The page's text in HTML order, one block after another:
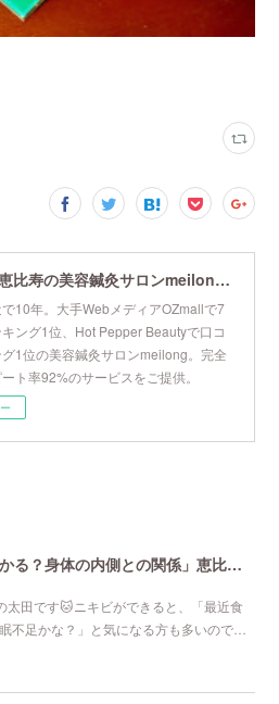
【公式】恵比寿の美容鍼灸サロンmeilong｜ツボを押さえた針・お灸の治療で美容と健康を叶えます
10年。大手WebメディアOZmallで7
ング1位、Hot Pepper Beautyで口コ
グ1位の美容鍼灸サロンmeilong。完全
ト率92%のサービスをご提供。
「ニキビができる場所でわかる？身体の内側との関係」恵比寿で口コミNo 1美容鍼灸ならmeilong
田です🐱ニキビができると、「最近食
不足かな？」と気になる方も多いので…